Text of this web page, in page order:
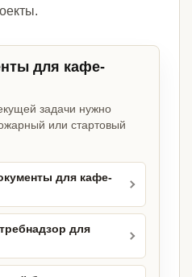
для кафе-
задачи нужно
или стартовый
для кафе-
для